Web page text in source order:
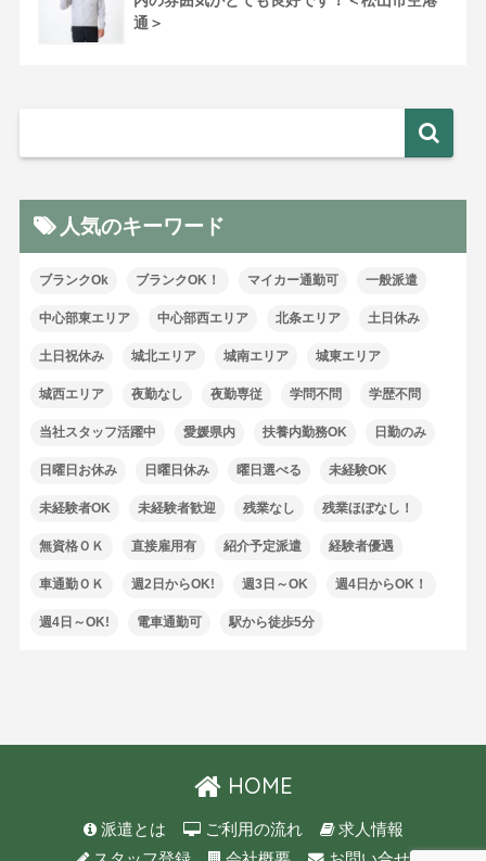
通＞
人気のキーワード
ブランクOk ブランクOK！ マイカー通勤可 一般派遣
中心部東エリア 中心部西エリア 北条エリア 土日休み
土日祝休み 城北エリア 城南エリア 城東エリア
城西エリア 夜勤なし 夜勤専従 学問不問 学歴不問
当社スタッフ活躍中 愛媛県内 扶養内勤務OK 日勤のみ
日曜日お休み 日曜日休み 曜日選べる 未経験OK
未経験者OK 未経験者歓迎 残業なし 残業ほぼなし！
無資格ＯＫ 直接雇用有 紹介予定派遣 経験者優遇
車通勤ＯＫ 週2日からOK! 週3日～OK 週4日からOK！
週4日～OK! 電車通勤可 駅から徒歩5分
HOME
派遣とは ご利用の流れ
求人情報